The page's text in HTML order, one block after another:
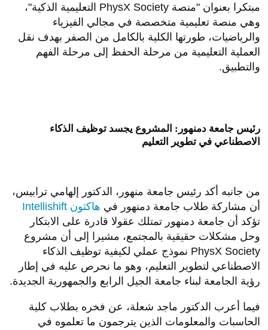
مبتكرا بعنوان "منصة PhysX Society التعليمية الذكية"،
وهي منصة تعليمية متخصصة في مجالي الفيزياء
والرياضيات، طورتها الكلية بالكامل من الصفر بهدف نقل
العملية التعليمية من مرحلة الحفظ إلى مرحلة الفهم
والتطبيق.
رئيس جامعة دمنهور: المشروع يجسد توظيف الذكاء
الاصطناعي في تطوير التعليم
من جانبه أكد رئيس جامعة منهور، الدكتور إلهامي ترابيس،
أن مشاركة طلاب جامعة دمنهور في هاكثون Intellishift
تؤكد أن جامعة دمنهور تمتلك عقولا قادرة على الابتكار
وحل مشكلات حقيقية بالمجتمع، مشيرا إلى أن مشروع
PhysX Society نموذج عملي لكيفية توظيف الذكاء
الاصطناعي لتطوير التعليم، وهو ما نحرص عليه في إطار
رؤية الجامعة لبناء جامعة الجيل الرابع والجمهورية الجديدة.
فيما أعرب الدكتور ماجد شعلة، عن فخره بطلاب كلية
الحاسبات والمعلومات الذين يترجمون ما تعلموه في